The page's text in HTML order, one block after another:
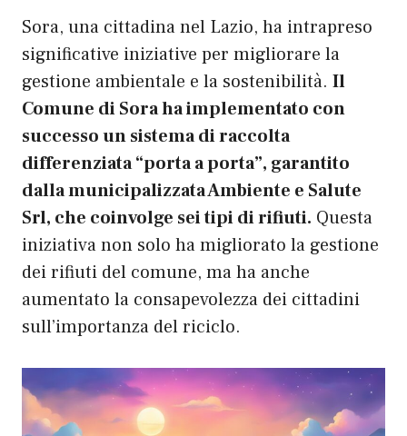
Sora, una cittadina nel Lazio, ha intrapreso
significative iniziative per migliorare la
gestione ambientale e la sostenibilità. Il
Comune di Sora ha implementato con
successo un sistema di raccolta
differenziata “porta a porta”, garantito
dalla municipalizzata Ambiente e Salute
Srl, che coinvolge sei tipi di rifiuti. Questa
iniziativa non solo ha migliorato la gestione
dei rifiuti del comune, ma ha anche
aumentato la consapevolezza dei cittadini
sull’importanza del riciclo.